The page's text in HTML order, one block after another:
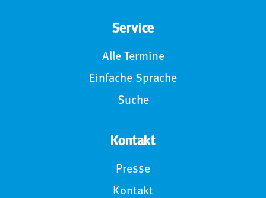
Service
Alle Termine
Einfache Sprache
Suche
Kontakt
Presse
Kontakt